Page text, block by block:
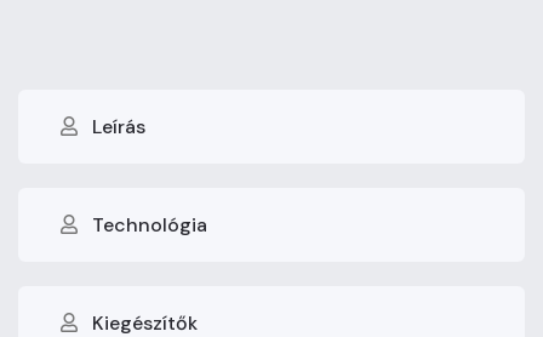
Leírás
Technológia
Kiegészítők